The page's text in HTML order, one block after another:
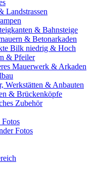
Landstrassen
& Bahnsteige
& Betonarkaden
Bilk niedrig & Hoch
& Pfeiler
Mauerwerk & Arkaden
Werkstätten & Anbauten
& Brückenköpfe
Zubehör
Fotos
Fotos